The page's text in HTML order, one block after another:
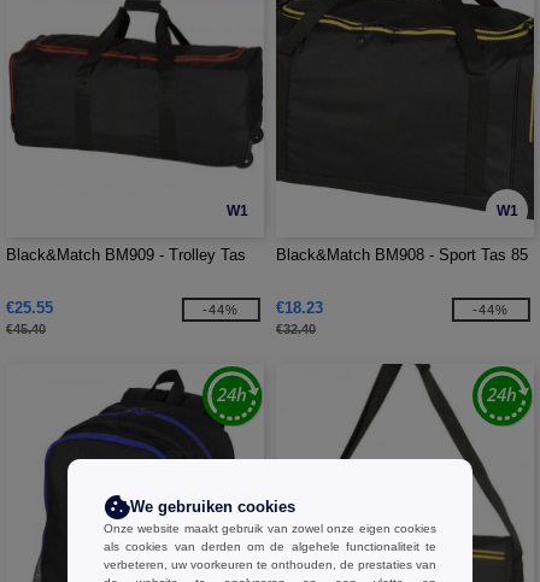
W1
Black&Match BM909 - Trolley Tas
€25.55
€45.40
-44%
W1
Black&Match BM908 - Sport Tas 85
€18.23
€32.40
-44%
We gebruiken cookies
Onze website maakt gebruik van zowel onze eigen cookies
als cookies van derden om de algehele functionaliteit te
verbeteren, uw voorkeuren te onthouden, de prestaties van